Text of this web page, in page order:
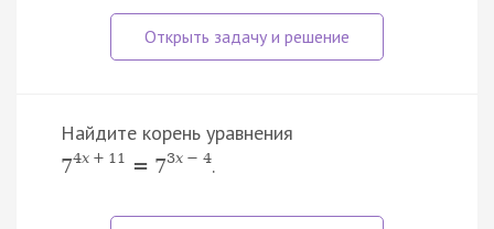
Найдите корень уравнения
74x + 11 = 73x − 4.